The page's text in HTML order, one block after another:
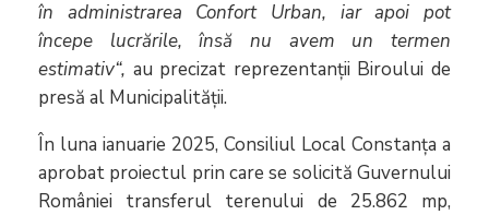
în administrarea Confort Urban, iar apoi pot
începe lucrările, însă nu avem un termen
estimativ“, au precizat reprezentanții Biroului de
presă al Municipalității.
În luna ianuarie 2025, Consiliul Local Constanța a
aprobat proiectul prin care se solicită Guvernului
României transferul terenului de 25.862 mp,